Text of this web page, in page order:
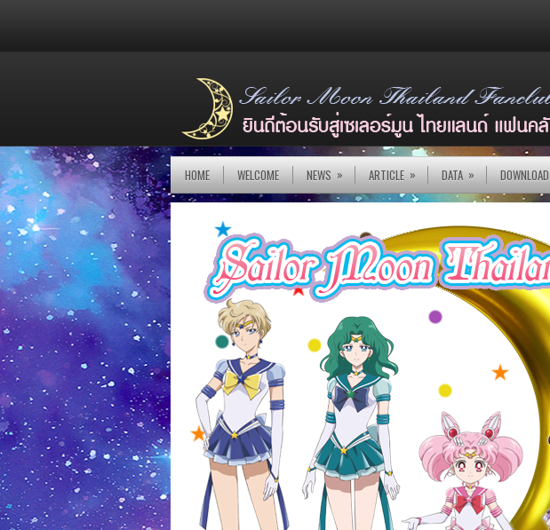
HOME WELCOME NEWS » ARTICLE » DATA » DOWNLOAD